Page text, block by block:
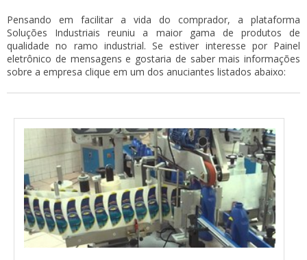
Pensando em facilitar a vida do comprador, a plataforma
Soluções Industriais reuniu a maior gama de produtos de
qualidade no ramo industrial. Se estiver interesse por Painel
eletrônico de mensagens e gostaria de saber mais informações
sobre a empresa clique em um dos anuciantes listados abaixo: